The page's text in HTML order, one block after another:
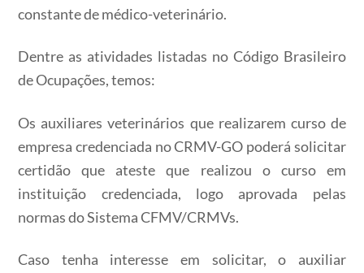
constante de médico-veterinário.
Dentre as atividades listadas no Código Brasileiro
de Ocupações, temos:
Os auxiliares veterinários que realizarem curso de
empresa credenciada no CRMV-GO poderá solicitar
certidão que ateste que realizou o curso em
instituição credenciada, logo aprovada pelas
normas do Sistema CFMV/CRMVs.
Caso tenha interesse em solicitar, o auxiliar